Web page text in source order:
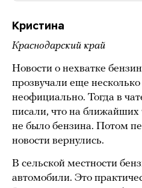
Кристина
Краснодарский край
Новости о нехватке
прозвучали еще
неофициально. Тогда в
писали, что на ближайших
не было бензина. Потом
новости вернулись.
В сельской местности
автомобили. Это